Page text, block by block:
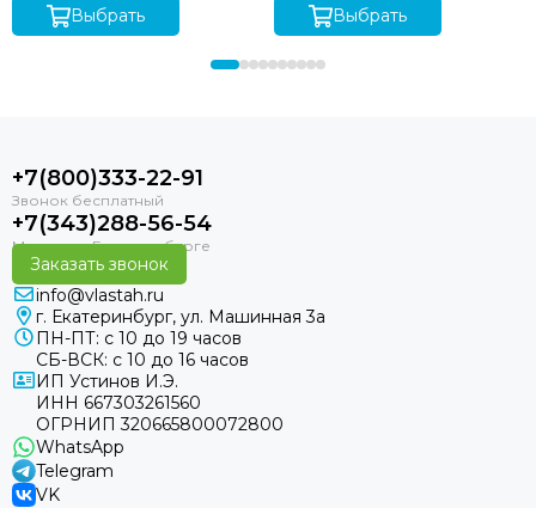
Выбрать Выбрать
+7(800)333-22-91
+7(343)288-56-54
Заказать звонок
info@vlastah.ru
г. Екатеринбург, ул. Машинная 3а
ПН-ПТ: с 10 до 19 часов
СБ-ВСК: с 10 до 16 часов
ИП Устинов И.Э.
ИНН 667303261560
ОГРНИП 320665800072800
WhatsApp
Telegram
VK